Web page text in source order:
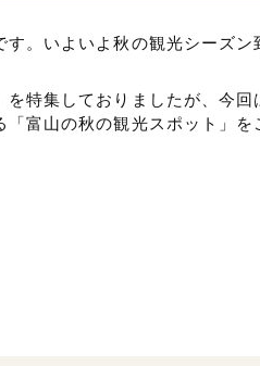
。いよいよ秋の観光シーズン
特集しておりましたが、今
富山の秋の観光スポット」を